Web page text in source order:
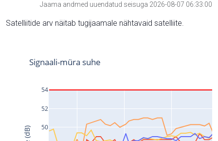
Jaama andmed uuendatud seisuga 2026-08-07 06:33:00
Satelliitide arv näitab tugijaamale nähtavaid satelliite.